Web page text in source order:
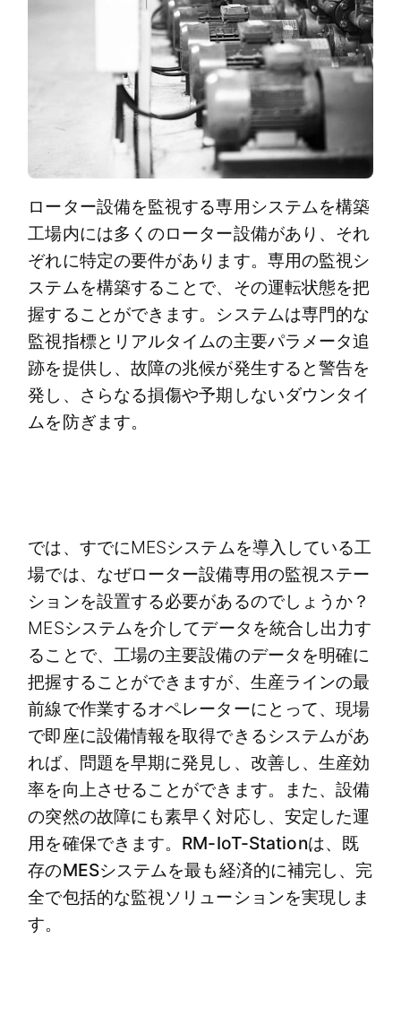
ローター設備を監視する専用システムを構築
工場内には多くのローター設備があり、それ
ぞれに特定の要件があります。専用の監視シ
ステムを構築することで、その運転状態を把
握することができます。システムは専門的な
監視指標とリアルタイムの主要パラメータ追
跡を提供し、故障の兆候が発生すると警告を
発し、さらなる損傷や予期しないダウンタイ
ムを防ぎます。
では、すでにMESシステムを導入している工
場では、なぜローター設備専用の監視ステー
ションを設置する必要があるのでしょうか？
MESシステムを介してデータを統合し出力す
ることで、工場の主要設備のデータを明確に
把握することができますが、生産ラインの最
前線で作業するオペレーターにとって、現場
で即座に設備情報を取得できるシステムがあ
れば、問題を早期に発見し、改善し、生産効
率を向上させることができます。また、設備
の突然の故障にも素早く対応し、安定した運
用を確保できます。 RM-IoT-Stationは、既
存のMESシステムを最も経済的に補完し、完
全で包括的な監視ソリューションを実現しま
す。